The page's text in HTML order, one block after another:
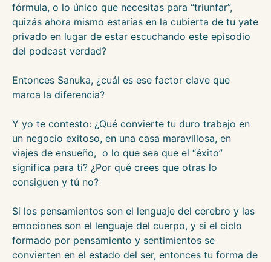
fórmula, o lo único que necesitas para “triunfar”,
quizás ahora mismo estarías en la cubierta de tu yate
privado en lugar de estar escuchando este episodio
del podcast verdad?
Entonces Sanuka, ¿cuál es ese factor clave que
marca la diferencia?
Y yo te contesto: ¿Qué convierte tu duro trabajo en
un negocio exitoso, en una casa maravillosa, en
viajes de ensueño, o lo que sea que el “éxito”
significa para ti? ¿Por qué crees que otras lo
consiguen y tú no?
Si los pensamientos son el lenguaje del cerebro y las
emociones son el lenguaje del cuerpo, y si el ciclo
formado por pensamiento y sentimientos se
convierten en el estado del ser, entonces tu forma de